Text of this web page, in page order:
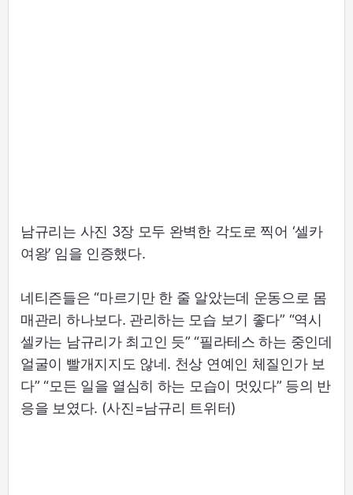
남규리는 사진 3장 모두 완벽한 각도로 찍어 ‘셀카
여왕’ 임을 인증했다.
네티즌들은 “마르기만 한 줄 알았는데 운동으로 몸
매관리 하나보다. 관리하는 모습 보기 좋다” “역시
셀카는 남규리가 최고인 듯” “필라테스 하는 중인데
얼굴이 빨개지지도 않네. 천상 연예인 체질인가 보
다” “모든 일을 열심히 하는 모습이 멋있다” 등의 반
응을 보였다. (사진=남규리 트위터)